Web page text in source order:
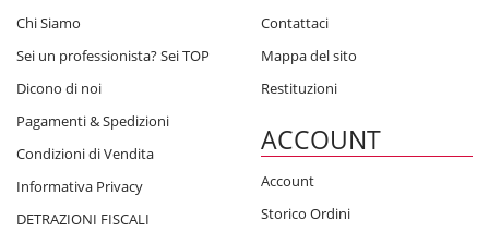
Chi Siamo
Sei un professionista? Sei TOP
Dicono di noi
Pagamenti & Spedizioni
Condizioni di Vendita
Informativa Privacy
DETRAZIONI FISCALI
Contattaci
Mappa del sito
Restituzioni
ACCOUNT
Account
Storico Ordini